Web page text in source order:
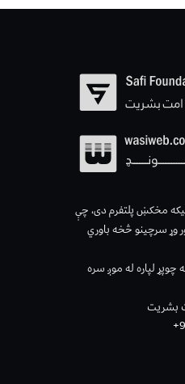
مخکښ پلتفرم دی، چې
وړ سرچینو څخه باوري
چوپړ لپاره له موږ سره
بشریت